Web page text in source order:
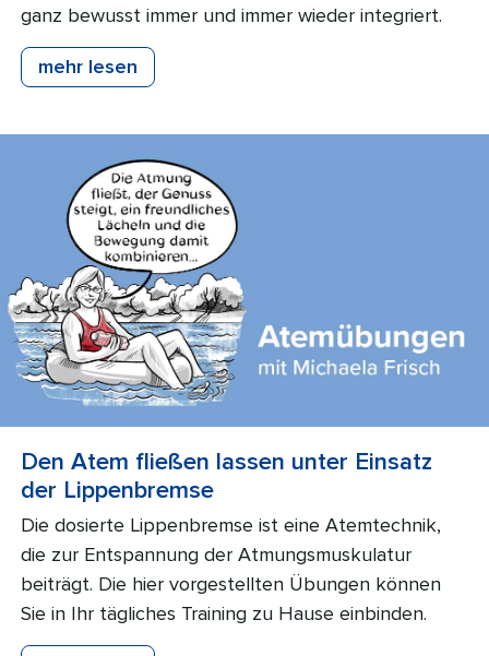
ganz bewusst immer und immer wieder integriert.
mehr lesen
Den Atem fließen lassen unter Einsatz
der Lippenbremse
Die dosierte Lippenbremse ist eine Atemtechnik,
die zur Entspannung der Atmungsmuskulatur
beiträgt. Die hier vorgestellten Übungen können
Sie in Ihr tägliches Training zu Hause einbinden.